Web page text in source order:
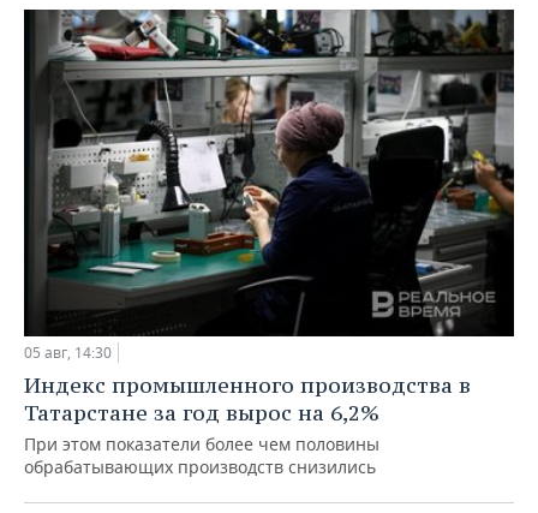
05 авг, 14:30
Индекс промышленного производства в
Татарстане за год вырос на 6,2%
При этом показатели более чем половины
обрабатывающих производств снизились